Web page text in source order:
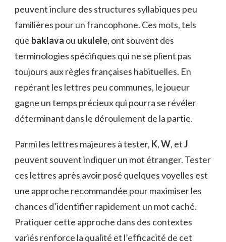
peuvent inclure des structures syllabiques peu
familières pour un francophone. Ces mots, tels
que baklava ou ukulele, ont souvent des
terminologies spécifiques qui ne se plient pas
toujours aux règles françaises habituelles. En
repérant les lettres peu communes, le joueur
gagne un temps précieux qui pourra se révéler
déterminant dans le déroulement de la partie.
Parmi les lettres majeures à tester, K,W, etJ
peuvent souvent indiquer un mot étranger. Tester
ces lettres après avoir posé quelques voyelles est
une approche recommandée pour maximiser les
chances d’identifier rapidement un mot caché.
Pratiquer cette approche dans des contextes
variés renforce la qualité et l’efficacité de cet